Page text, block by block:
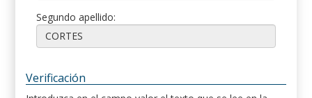
Segundo apellido:
Verificación